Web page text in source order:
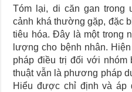
Tóm lại, di căn gan trong
cảnh khá thường gặp, đặc
tiêu hóa. Đây là một trong
lượng cho bệnh nhân.
pháp điều trị đối với nhóm
thuật vẫn là phương pháp
Hiểu được chỉ định và áp